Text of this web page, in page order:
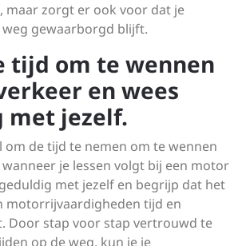
maar zorgt er ook voor dat je
gewaarborgd blijft.
tijd om te wennen
en wees
met jezelf.
om de tijd te nemen om te wennen
je lessen volgt bij een motor
met jezelf en begrijp dat het
motorrijvaardigheden tijd en
Door stap voor stap vertrouwd te
op de weg, kun je je